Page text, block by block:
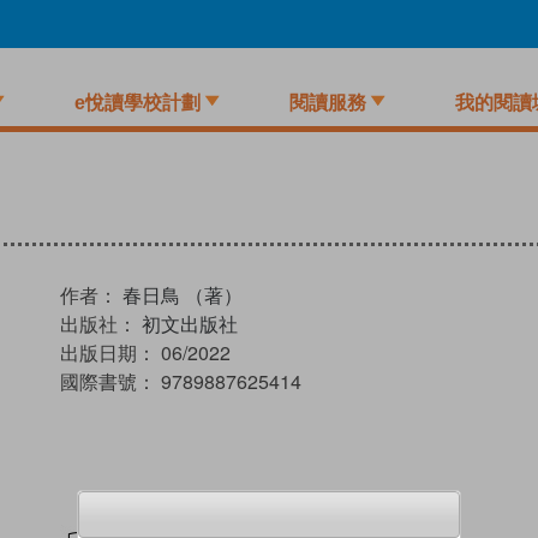
e悅讀學校計劃 閱讀服務 我的閱讀
作者： 春日鳥 （著）
出版社： 初文出版社
出版日期： 06/2022
國際書號： 9789887625414